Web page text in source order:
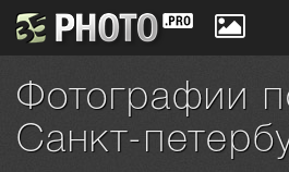
Фотографии
Санкт-